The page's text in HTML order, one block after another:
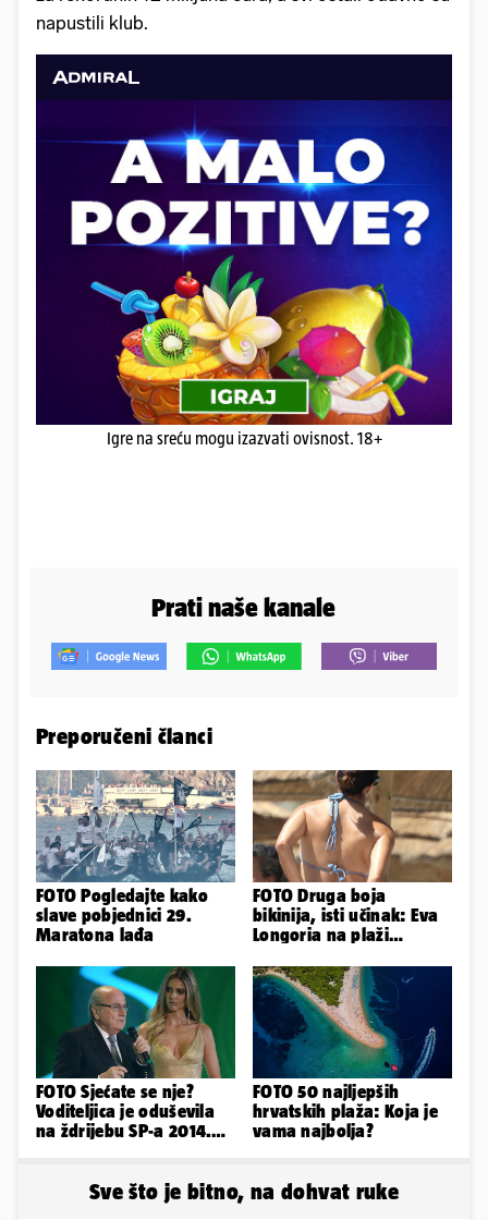
napustili klub.
Igre na sreću mogu izazvati ovisnost. 18+
Prati naše kanale
Preporučeni članci
FOTO Pogledajte kako
slave pobjednici 29.
Maratona lađa
FOTO Druga boja
bikinija, isti učinak: Eva
Longoria na plaži
obline
FOTO Sjećate se nje?
Voditeljica je oduševila
na ždrijebu SP-a 2014.
FOTO 50 najljepših
hrvatskih plaža: Koja je
vama najbolja?
Sve što je bitno, na dohvat ruke